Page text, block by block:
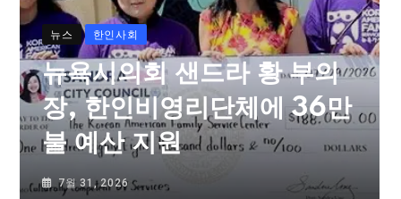
뉴스 한인사회
뉴욕시의회 샌드라 황 부의
장, 한인비영리단체에 36만
불 예산 지원
7월 31, 2026